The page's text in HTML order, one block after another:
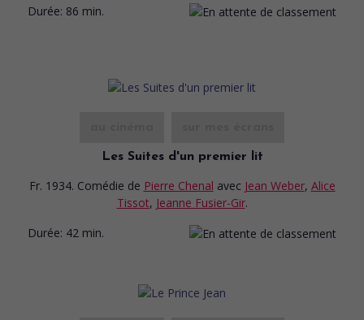
Durée: 86 min.
Les Suites d'un premier lit
Fr. 1934. Comédie de Pierre Chenal avec Jean Weber, Alice
Tissot, Jeanne Fusier-Gir.
Durée: 42 min.